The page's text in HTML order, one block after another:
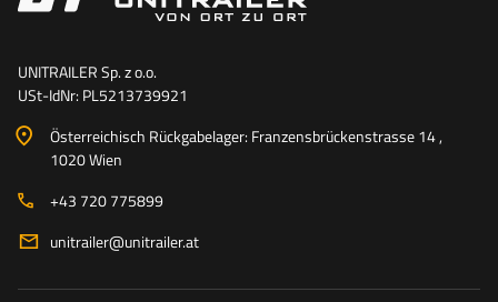
UNITRAILER Sp. z o.o.
USt-IdNr: PL5213739921
Österreichisch Rückgabelager: Franzensbrückenstrasse 14 ,
1020 Wien
+43 720 775899
unitrailer@unitrailer.at